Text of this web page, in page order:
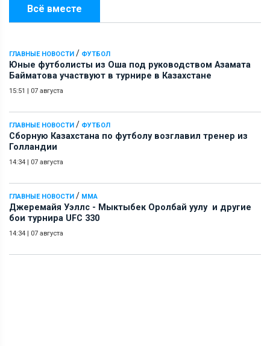
Всё вместе
ГЛАВНЫЕ НОВОСТИ / ФУТБОЛ
Юные футболисты из Оша под руководством Азамата
Байматова участвуют в турнире в Казахстане
15:51 | 07 августа
ГЛАВНЫЕ НОВОСТИ / ФУТБОЛ
Сборную Казахстана по футболу возглавил тренер из
Голландии
14:34 | 07 августа
ГЛАВНЫЕ НОВОСТИ / ММА
Джеремайя Уэллс - Мыктыбек Оролбай уулу и другие
бои турнира UFC 330
14:34 | 07 августа